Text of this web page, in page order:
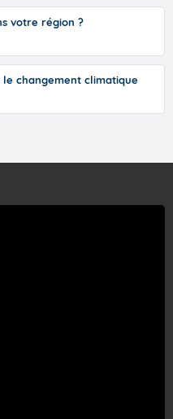
votre région ?
le changement climatique